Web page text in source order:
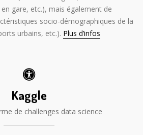
gare, etc.), mais également de
socio-démographiques de la
urbains, etc.). Plus d’infos
Kaggle
de challenges data science